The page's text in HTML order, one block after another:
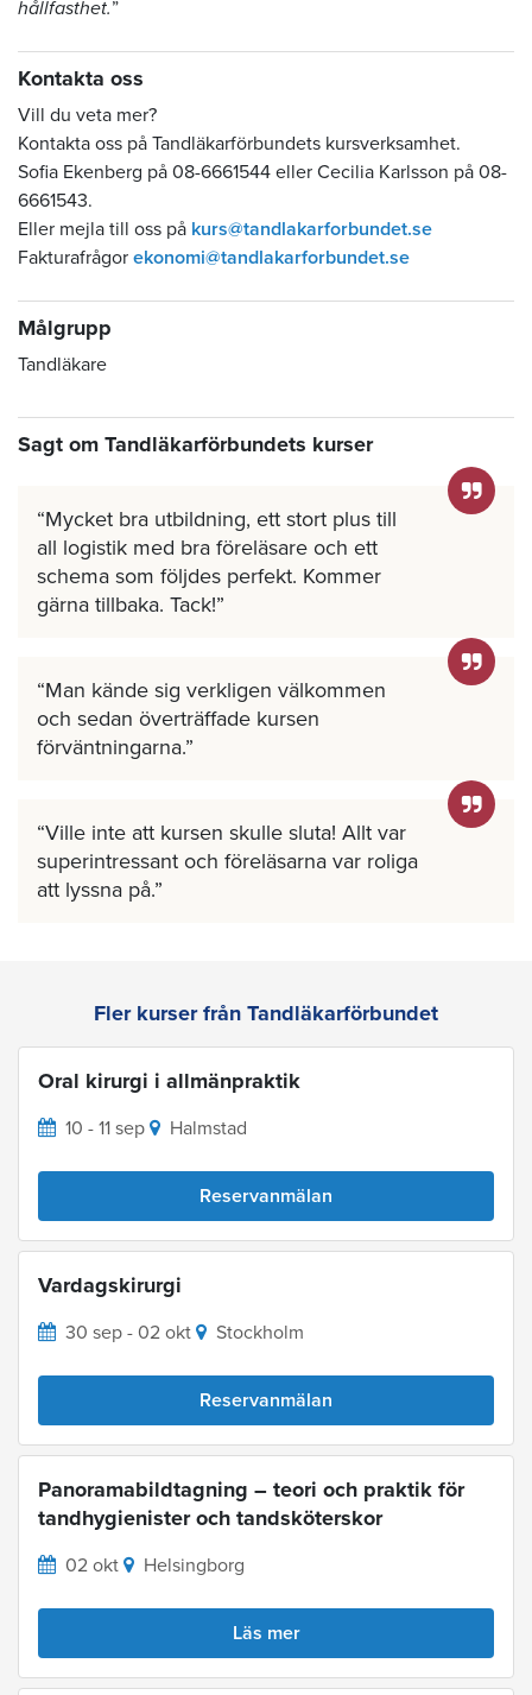
hållfasthet.”
Kontakta oss
Vill du veta mer?
Kontakta oss på Tandläkarförbundets kursverksamhet.
Sofia Ekenberg på 08-6661544 eller Cecilia Karlsson på 08-
6661543.
Eller mejla till oss på kurs@tandlakarforbundet.se
Fakturafrågor ekonomi@tandlakarforbundet.se
Målgrupp
Tandläkare
Sagt om Tandläkarförbundets kurser
Mycket bra utbildning, ett stort plus till
all logistik med bra föreläsare och ett
schema som följdes perfekt. Kommer
gärna tillbaka. Tack!
Man kände sig verkligen välkommen
och sedan överträffade kursen
förväntningarna.
Ville inte att kursen skulle sluta! Allt var
superintressant och föreläsarna var roliga
att lyssna på.
Fler kurser från Tandläkarförbundet
Oral kirurgi i allmänpraktik
10 - 11 sep Halmstad
Reservanmälan
Vardagskirurgi
30 sep - 02 okt Stockholm
Reservanmälan
Panoramabildtagning – teori och praktik för
tandhygienister och tandsköterskor
02 okt Helsingborg
Läs mer